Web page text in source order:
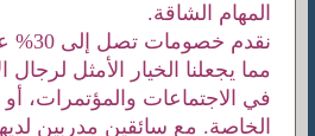
المهام الشاقة.
نقدم
مما يجعلنا الخيار الأمثل لرجال
في الاجتماعات والمؤتمرات،
الخاصة. مع سائقين مدربين